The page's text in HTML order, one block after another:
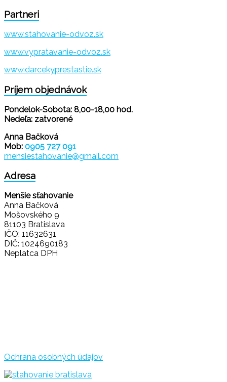
Partneri
www.stahovanie-odvoz.sk
www.vypratavanie-odvoz.sk
www.darcekyprestastie.sk
Príjem objednávok
Pondelok-Sobota: 8,00-18,00 hod.
Nedeľa: zatvorené
Anna Bačková
Mob: 0905 727 091
mensiestahovanie@gmail.com
Adresa
Menšie sťahovanie
Anna Bačková
Mošovského 9
81103 Bratislava
IČO: 11632631
DIČ: 1024690183
Neplatca DPH
Ochrana osobných údajov